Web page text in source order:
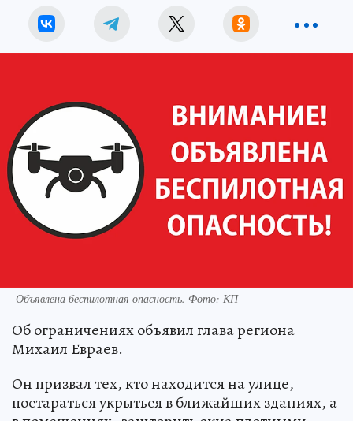
Объявлена беспилотная опасность. Фото: КП
Об ограничениях объявил глава региона
Михаил Евраев.
Он призвал тех, кто находится на улице,
постараться укрыться в ближайших зданиях, а